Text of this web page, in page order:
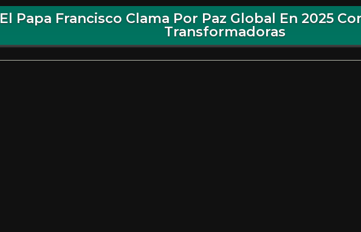
El Papa Francisco Clama Por Paz Global En 2025
Transformadoras